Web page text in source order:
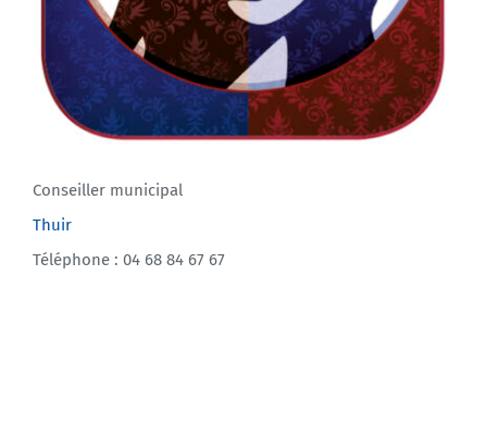
Conseiller municipal
Thuir
Téléphone : 04 68 84 67 67